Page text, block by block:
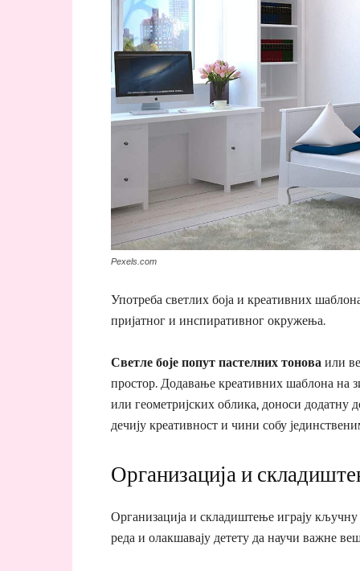
Pexels.com
Употреба светлих боја и креативних
пријатног и инспиративног окружења.
Светле боје попут пастелних тонова или
простор. Додавање креативних шаблона на
или геометријских облика, доноси додатну
дечију креативност и чини собу
Организација и
Организација и складиштење играју
реда и олакшавају детету да научи важне